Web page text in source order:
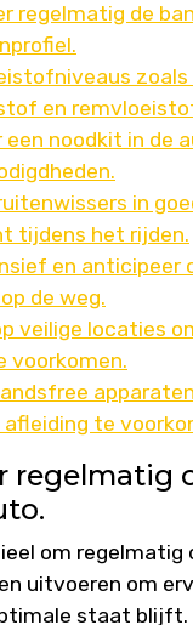
regelmatig de
zoals
en
een noodkit in de
in
tijdens het rijden.
en anticipeer
de weg.
veilige locaties
voorkomen.
afleiding te
regelmatig
om regelmatig
uitvoeren om
staat blijft.